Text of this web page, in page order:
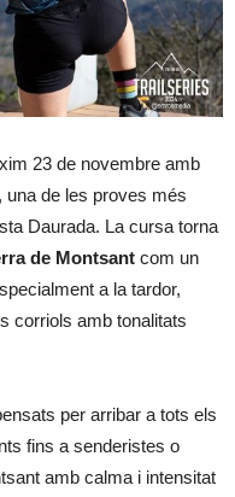
23 de novembre amb
, una de les proves més
Daurada. La cursa torna
de Montsant com un
a la tardor,
corriols amb tonalitats
per arribar a tots els
fins a senderistes o
amb calma i intensitat